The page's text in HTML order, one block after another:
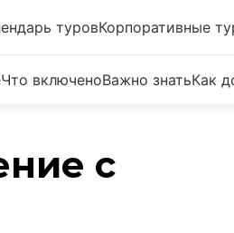
туровКорпоративные
Что включеноВажно знатьКак
с